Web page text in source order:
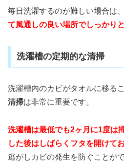
毎日洗濯するのが難しい場合は、
て風通しの良い場所でしっかり
洗濯槽の定期的な清掃
洗濯槽内のカビがタオルに移る
清掃は非常に重要です。
洗濯槽は最低でも2ヶ月に1度は
した後はしばらくフタを開けて
逃がしカビの発生を防ぐことがで